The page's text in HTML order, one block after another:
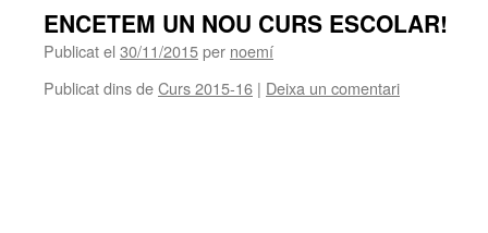
ENCETEM UN NOU CURS ESCOLAR!
Publicat el 30/11/2015per noemí
Publicat dins deCurs 2015-16 | Deixa un comentari